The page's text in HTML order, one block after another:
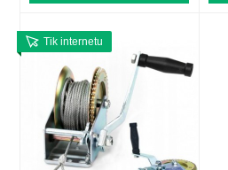
Tik internetu